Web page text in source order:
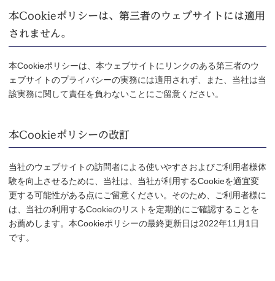
本Cookieポリシーは、第三者のウェブサイトには適用
されません。
本Cookieポリシーは、本ウェブサイトにリンクのある第三者のウ
ェブサイトのプライバシーの実務には適用されず、また、当社は当
該実務に関して責任を負わないことにご留意ください。
本Cookieポリシーの改訂
当社のウェブサイトの訪問者による使いやすさおよびご利用者様体
験を向上させるために、当社は、当社が利用するCookieを適宜変
更する可能性がある点にご留意ください。そのため、ご利用者様に
は、当社の利用するCookieのリストを定期的にご確認することを
お薦めします。本Cookieポリシーの最終更新日は2022年11月1日
です。